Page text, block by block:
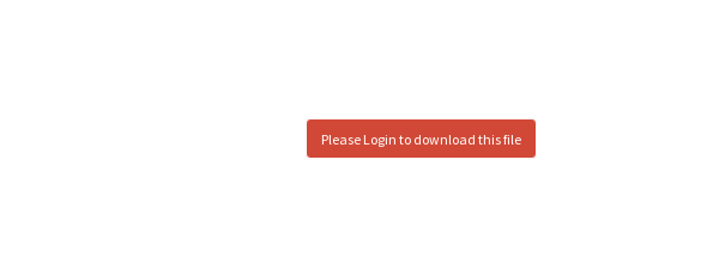
Please Login to download this file